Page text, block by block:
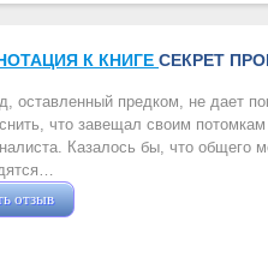
К КНИГЕ СЕКРЕТ
оставленный предком, не дает
что завещал своим
Казалось бы, что общего
отзыв